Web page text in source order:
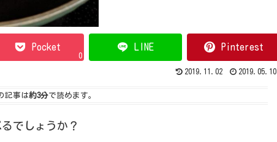
Pocket
0
LINE Pinterest
2019.11.02 2019.05.10
記事は約3分で読めます。
でしょうか？